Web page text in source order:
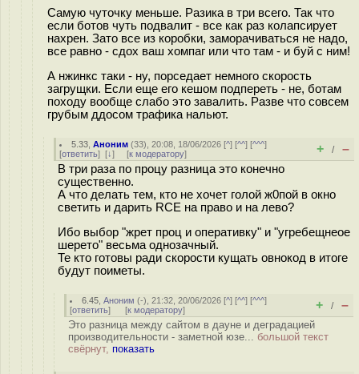
Самую чуточку меньше. Разика в три всего. Так что
если ботов чуть подвалит - все как раз колапсирует
нахрен. Зато все из коробки, заморачиваться не надо,
все равно - сдох ваш хомпаг или что там - и буй с ним!
А нжинкс таки - ну, порседает немного скорость
загрущки. Если еще его кешом подпереть - не, ботам
походу вообще слабо это завалить. Разве что совсем
грубым ддосом трафика нальют.
5.33 ,Аноним (33), 20:08, 18/06/2026 [^] [^^] [^^^]
[ответить] [↓] [к модератору] + / –
В три раза по процу разница это конечно
существенно.
А что делать тем, кто не хочет голой ж0пой в окно
светить и дарить RCE на право и на лево?
Ибо выбор "жрет проц и оперативку" и "угребещнеое
шерето" весьма однозачный.
Те кто готовы ради скорости кущать овнокод в итоге
будут поиметы.
6.45 ,Аноним (-), 21:32, 20/06/2026 [^] [^^] [^^^]
[ответить] [к модератору] + / –
Это разница между сайтом в дауне и деградацией
производительности - заметной юзе... большой текст
свёрнут, показать